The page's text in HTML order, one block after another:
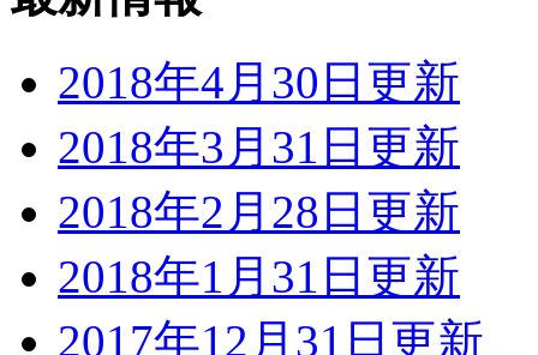
2018年4月30日更新
2018年3月31日更新
2018年2月28日更新
2018年1月31日更新
2017年12月31日更新